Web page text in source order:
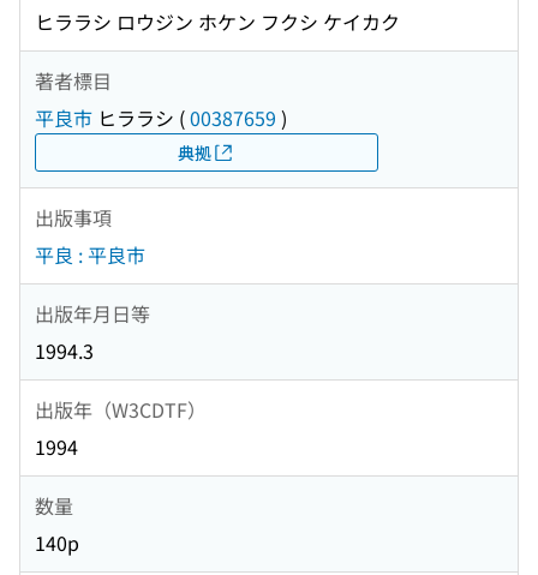
ヒララシ ロウジン ホケン フクシ ケイカク
著者標目
平良市 ヒララシ (00387659 )
典拠
出版事項
平良 : 平良市
出版年月日等
1994.3
出版年（W3CDTF）
1994
数量
140p